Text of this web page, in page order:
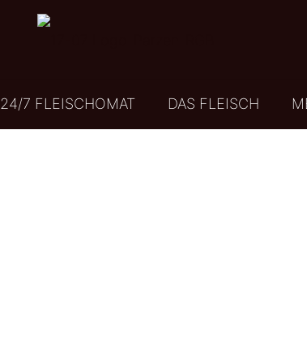
24/7 FLEISCHOMAT DAS FLEISCH